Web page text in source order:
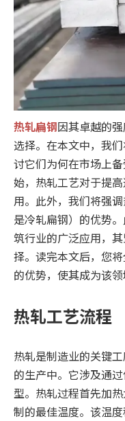
热轧扁钢因其卓越的
选择。在本文中，我
讨它们为何在市场上
始，热轧工艺对于提
用。此外，我们将强
是冷轧扁钢）的优势
筑行业的广泛应用，
择。读完本文后，您
的优势，使其成为该
热轧工艺流程
热轧是制造业的关键
的生产中。它涉及通
型。热轧过程首先加
制的最佳温度。该温